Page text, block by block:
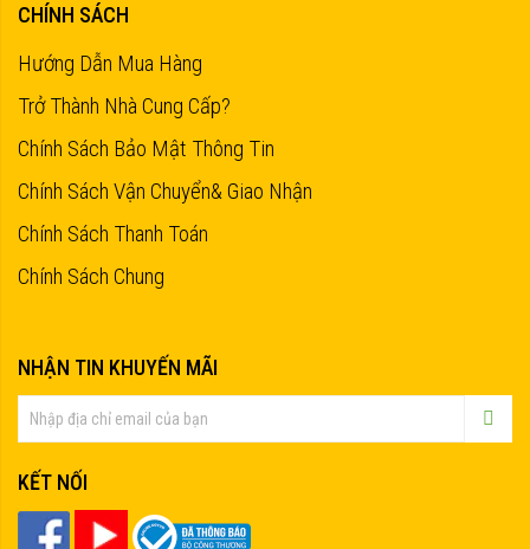
CHÍNH SÁCH
Hướng Dẫn Mua Hàng
Trở Thành Nhà Cung Cấp?
Chính Sách Bảo Mật Thông Tin
Chính Sách Vận Chuyển& Giao Nhận
Chính Sách Thanh Toán
Chính Sách Chung
NHẬN TIN KHUYẾN MÃI
KẾT NỐI